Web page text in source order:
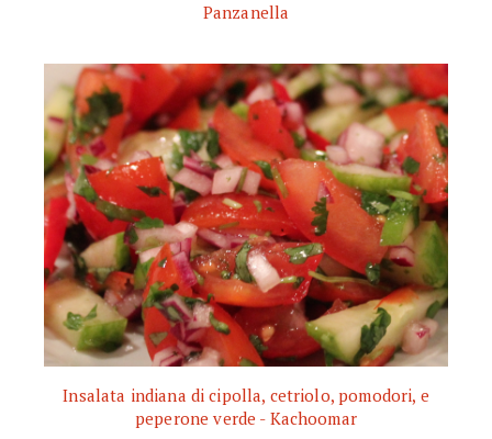
Panzanella
Insalata indiana di cipolla, cetriolo, pomodori, e
peperone verde - Kachoomar